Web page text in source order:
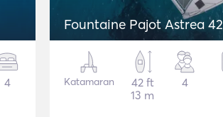
4
Fountaine Pajot Astrea 42
Katamaran
42 ft
13 m
4